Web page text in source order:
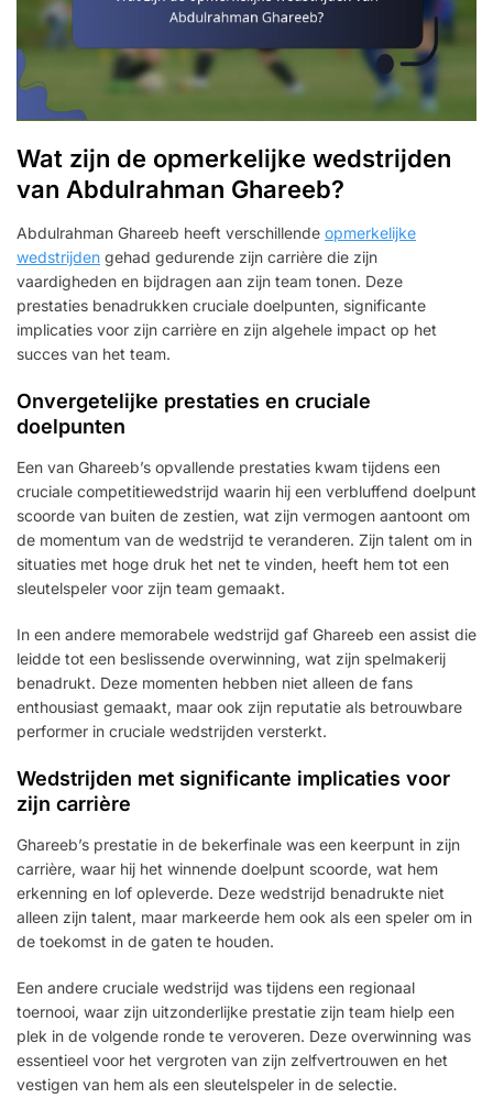
Wat zijn de opmerkelijke wedstrijden
van Abdulrahman Ghareeb?
Abdulrahman Ghareeb heeft verschillende opmerkelijke
wedstrijden gehad gedurende zijn carrière die zijn
vaardigheden en bijdragen aan zijn team tonen. Deze
prestaties benadrukken cruciale doelpunten, significante
implicaties voor zijn carrière en zijn algehele impact op het
succes van het team.
Onvergetelijke prestaties en cruciale
doelpunten
Een van Ghareeb’s opvallende prestaties kwam tijdens een
cruciale competitiewedstrijd waarin hij een verbluffend doelpunt
scoorde van buiten de zestien, wat zijn vermogen aantoont om
de momentum van de wedstrijd te veranderen. Zijn talent om in
situaties met hoge druk het net te vinden, heeft hem tot een
sleutelspeler voor zijn team gemaakt.
In een andere memorabele wedstrijd gaf Ghareeb een assist die
leidde tot een beslissende overwinning, wat zijn spelmakerij
benadrukt. Deze momenten hebben niet alleen de fans
enthousiast gemaakt, maar ook zijn reputatie als betrouwbare
performer in cruciale wedstrijden versterkt.
Wedstrijden met significante implicaties voor
zijn carrière
Ghareeb’s prestatie in de bekerfinale was een keerpunt in zijn
carrière, waar hij het winnende doelpunt scoorde, wat hem
erkenning en lof opleverde. Deze wedstrijd benadrukte niet
alleen zijn talent, maar markeerde hem ook als een speler om in
de toekomst in de gaten te houden.
Een andere cruciale wedstrijd was tijdens een regionaal
toernooi, waar zijn uitzonderlijke prestatie zijn team hielp een
plek in de volgende ronde te veroveren. Deze overwinning was
essentieel voor het vergroten van zijn zelfvertrouwen en het
vestigen van hem als een sleutelspeler in de selectie.